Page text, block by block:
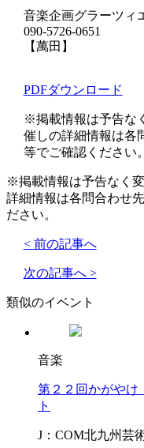
音楽企画グラーツィ
090-5726-0651
【萬田】
PDFダウンロード
※掲載情報は予告な
催しの詳細情報は各
等でご確認ください。
※掲載情報は予告なく
詳細情報は各問合わせ
ださい。
< 前の記事へ
次の記事へ >
類似のイベント
音楽
第２２回かがや
ト
J：COM北九州芸